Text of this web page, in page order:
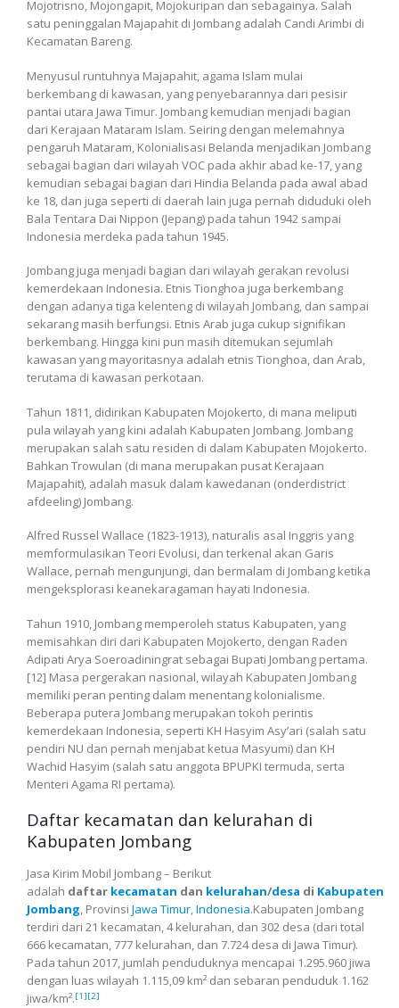
Mojotrisno, Mojongapit, Mojokuripan dan sebagainya. Salah
satu peninggalan Majapahit di Jombang adalah Candi Arimbi di
Kecamatan Bareng.
Menyusul runtuhnya Majapahit, agama Islam mulai
berkembang di kawasan, yang penyebarannya dari pesisir
pantai utara Jawa Timur. Jombang kemudian menjadi bagian
dari Kerajaan Mataram Islam. Seiring dengan melemahnya
pengaruh Mataram, Kolonialisasi Belanda menjadikan Jombang
sebagai bagian dari wilayah VOC pada akhir abad ke-17, yang
kemudian sebagai bagian dari Hindia Belanda pada awal abad
ke 18, dan juga seperti di daerah lain juga pernah diduduki oleh
Bala Tentara Dai Nippon (Jepang) pada tahun 1942 sampai
Indonesia merdeka pada tahun 1945.
Jombang juga menjadi bagian dari wilayah gerakan revolusi
kemerdekaan Indonesia. Etnis Tionghoa juga berkembang
dengan adanya tiga kelenteng di wilayah Jombang, dan sampai
sekarang masih berfungsi. Etnis Arab juga cukup signifikan
berkembang. Hingga kini pun masih ditemukan sejumlah
kawasan yang mayoritasnya adalah etnis Tionghoa, dan Arab,
terutama di kawasan perkotaan.
Tahun 1811, didirikan Kabupaten Mojokerto, di mana meliputi
pula wilayah yang kini adalah Kabupaten Jombang. Jombang
merupakan salah satu residen di dalam Kabupaten Mojokerto.
Bahkan Trowulan (di mana merupakan pusat Kerajaan
Majapahit), adalah masuk dalam kawedanan (onderdistrict
afdeeling) Jombang.
Alfred Russel Wallace (1823-1913), naturalis asal Inggris yang
memformulasikan Teori Evolusi, dan terkenal akan Garis
Wallace, pernah mengunjungi, dan bermalam di Jombang ketika
mengeksplorasi keanekaragaman hayati Indonesia.
Tahun 1910, Jombang memperoleh status Kabupaten, yang
memisahkan diri dari Kabupaten Mojokerto, dengan Raden
Adipati Arya Soeroadiningrat sebagai Bupati Jombang pertama.
[12] Masa pergerakan nasional, wilayah Kabupaten Jombang
memiliki peran penting dalam menentang kolonialisme.
Beberapa putera Jombang merupakan tokoh perintis
kemerdekaan Indonesia, seperti KH Hasyim Asy’ari (salah satu
pendiri NU dan pernah menjabat ketua Masyumi) dan KH
Wachid Hasyim (salah satu anggota BPUPKI termuda, serta
Menteri Agama RI pertama).
Daftar kecamatan dan kelurahan di
Kabupaten Jombang
Jasa Kirim Mobil Jombang – Berikut
adalah daftar kecamatan dan kelurahan/desa di Kabupaten
Jombang, Provinsi Jawa Timur,Indonesia.Kabupaten Jombang
terdiri dari 21 kecamatan, 4 kelurahan, dan 302 desa (dari total
666 kecamatan, 777 kelurahan, dan 7.724 desa di Jawa Timur).
Pada tahun 2017, jumlah penduduknya mencapai 1.295.960 jiwa
dengan luas wilayah 1.115,09 km² dan sebaran penduduk 1.162
jiwa/km².[1][2]